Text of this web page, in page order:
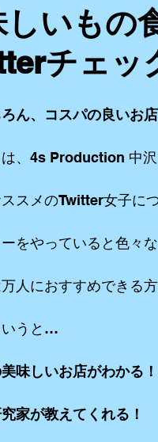
本 Final Cut Pro X
ライブストリーミングetc
しいもの
チェッ
ん、コスパの良いお
、4s Production 中沢
スメのTwitter女子につ
をやっていると色々
人におすすめできる方
いうと…
美味しいお店がわかる！
究家が教えてくれる！